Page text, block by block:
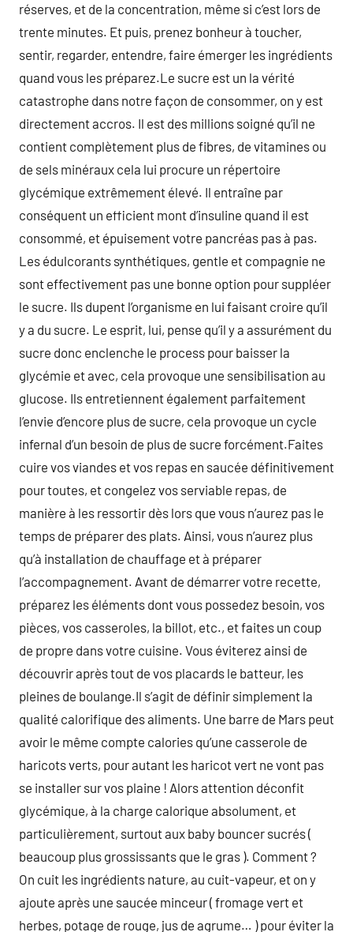
réserves, et de la concentration, même si c’est lors de
trente minutes. Et puis, prenez bonheur à toucher,
sentir, regarder, entendre, faire émerger les ingrédients
quand vous les préparez.Le sucre est un la vérité
catastrophe dans notre façon de consommer, on y est
directement accros. Il est des millions soigné qu’il ne
contient complètement plus de fibres, de vitamines ou
de sels minéraux cela lui procure un répertoire
glycémique extrêmement élevé. Il entraîne par
conséquent un efficient mont d’insuline quand il est
consommé, et épuisement votre pancréas pas à pas.
Les édulcorants synthétiques, gentle et compagnie ne
sont effectivement pas une bonne option pour suppléer
le sucre. Ils dupent l’organisme en lui faisant croire qu’il
y a du sucre. Le esprit, lui, pense qu’il y a assurément du
sucre donc enclenche le process pour baisser la
glycémie et avec, cela provoque une sensibilisation au
glucose. Ils entretiennent également parfaitement
l’envie d’encore plus de sucre, cela provoque un cycle
infernal d’un besoin de plus de sucre forcément.Faites
cuire vos viandes et vos repas en saucée définitivement
pour toutes, et congelez vos serviable repas, de
manière à les ressortir dès lors que vous n’aurez pas le
temps de préparer des plats. Ainsi, vous n’aurez plus
qu’à installation de chauffage et à préparer
l’accompagnement. Avant de démarrer votre recette,
préparez les éléments dont vous possedez besoin, vos
pièces, vos casseroles, la billot, etc., et faites un coup
de propre dans votre cuisine. Vous éviterez ainsi de
découvrir après tout de vos placards le batteur, les
pleines de boulange.Il s’agit de définir simplement la
qualité calorifique des aliments. Une barre de Mars peut
avoir le même compte calories qu’une casserole de
haricots verts, pour autant les haricot vert ne vont pas
se installer sur vos plaine ! Alors attention déconfit
glycémique, à la charge calorique absolument, et
particulièrement, surtout aux baby bouncer sucrés (
beaucoup plus grossissants que le gras ). Comment ?
On cuit les ingrédients nature, au cuit-vapeur, et on y
ajoute après une saucée minceur ( fromage vert et
herbes, potage de rouge, jus de agrume… ) pour éviter la